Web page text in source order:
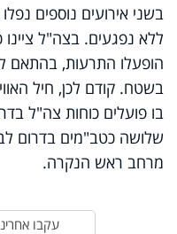
בשני אירועים נוספים
ללא נפגעים. בצה"ל ציינו
הופעלו התרעות, בהתאם
בשטח. קודם לכן, חיל
בו פועלים כוחות צה"ל
שלושה כטב"מים בדרום
מרחב ראש הנקרה.
עקבו